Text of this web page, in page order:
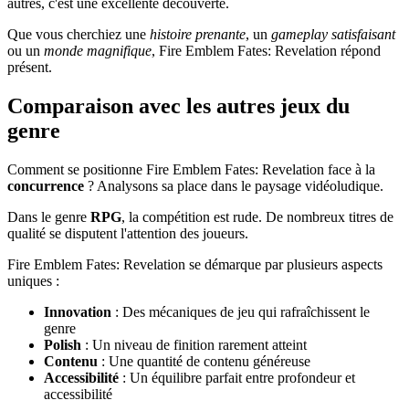
autres, c'est une excellente découverte.
Que vous cherchiez une histoire prenante, un gameplay satisfaisant
ou un monde magnifique, Fire Emblem Fates: Revelation répond
présent.
Comparaison avec les autres jeux du
genre
Comment se positionne Fire Emblem Fates: Revelation face à la
concurrence ? Analysons sa place dans le paysage vidéoludique.
Dans le genre RPG, la compétition est rude. De nombreux titres de
qualité se disputent l'attention des joueurs.
Fire Emblem Fates: Revelation se démarque par plusieurs aspects
uniques :
Innovation : Des mécaniques de jeu qui rafraîchissent le
genre
Polish : Un niveau de finition rarement atteint
Contenu : Une quantité de contenu généreuse
Accessibilité : Un équilibre parfait entre profondeur et
accessibilité